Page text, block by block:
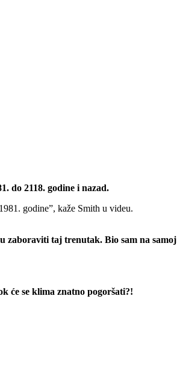
do 2118. godine i nazad.
godine”, kaže Smith u videu.
zaboraviti taj trenutak. Bio sam na
će se klima znatno pogoršati?!